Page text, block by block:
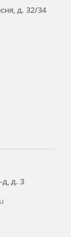
д. 32/34
д. 3